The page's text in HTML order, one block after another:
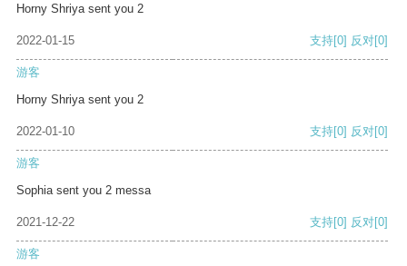
Horny Shriya sent you 2
2022-01-15 支持[0] 反对[0]
游客
Horny Shriya sent you 2
2022-01-10 支持[0] 反对[0]
游客
Sophia sent you 2 messa
2021-12-22 支持[0] 反对[0]
游客